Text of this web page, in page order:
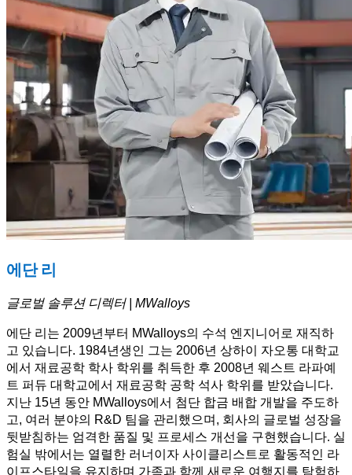
에단 리
글로벌 솔루션 디렉터 | MWalloys
에단 리는 2009년부터 MWalloys의 수석 엔지니어로 재직하
고 있습니다. 1984년생인 그는 2006년 상하이 자오통 대학교
에서 재료공학 학사 학위를 취득한 후 2008년 웨스트 라파예
트 퍼듀 대학교에서 재료공학 공학 석사 학위를 받았습니다.
지난 15년 동안 MWalloys에서 첨단 합금 배합 개발을 주도하
고, 여러 분야의 R&D 팀을 관리했으며, 회사의 글로벌 성장을
뒷받침하는 엄격한 품질 및 프로세스 개선을 구현했습니다. 실
험실 밖에서는 열렬한 러너이자 사이클리스트로 활동적인 라
이프스타일을 유지하며 가족과 함께 새로운 여행지를 탐험하